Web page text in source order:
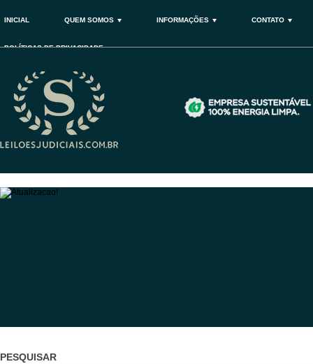
INICIAL QUEM SOMOS INFORMAÇÕES CONTATO
POLÍTICAS DE PRIVACIDADE
PESQUISAR